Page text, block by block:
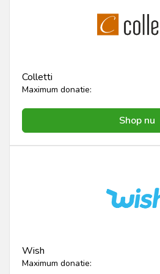
Colletti
Maximum donatie:
Shop nu
Wish
Maximum donatie: